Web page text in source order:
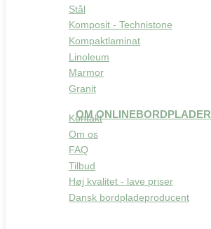
Stål
Komposit - Technistone
Kompaktlaminat
Linoleum
Marmor
Granit
OM ONLINEBORDPLADER
Kontakt
Om os
FAQ
Tilbud
Høj kvalitet - lave priser
Dansk bordpladeproducent